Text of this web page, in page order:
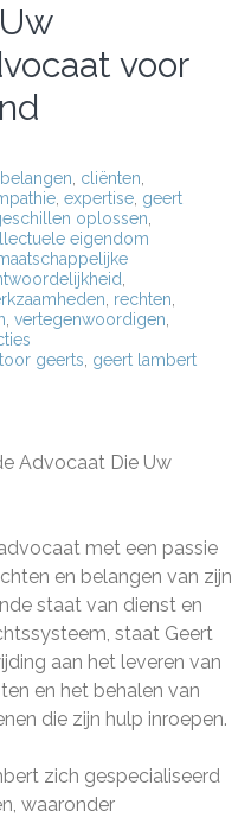
voor
belangen cliënten
expertise geert
oplossen
eigendom
rechten
vertegenwoordigen
geerts geert lambert
Advocaat Die Uw
met een passie
en belangen van zijn
staat van dienst en
staat Geert
aan het leveren van
en het behalen van
die zijn hulp inroepen.
zich gespecialiseerd
waaronder